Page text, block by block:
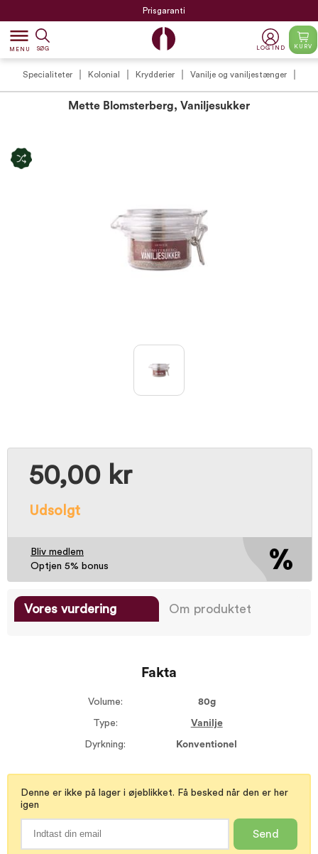
Prisgaranti
dehaze
MENU SØG LOG IND KURV
Specialiteter Kolonial Krydderier Vanilje og vaniljestænger
Mette Blomsterberg, Vaniljesukker
50,00 kr
Udsolgt
Bliv medlem
Optjen 5% bonus
Vores vurdering Om produktet
Fakta
Volume: 80g
Type: Vanilje
Dyrkning: Konventionel
Denne er ikke på lager i øjeblikket. Få besked når den er her
igen
Send